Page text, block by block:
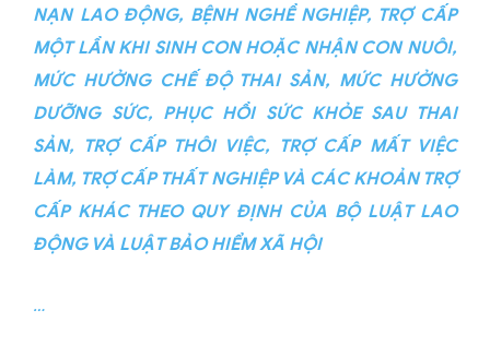
NẠN LAO ĐỘNG, BỆNH NGHỀ NGHIỆP, TRỢ CẤP
MỘT LẦN KHI SINH CON HOẶC NHẬN CON NUÔI,
MỨC HƯỞNG CHẾ ĐỘ THAI SẢN, MỨC HƯỞNG
DƯỠNG SỨC, PHỤC HỒI SỨC KHỎE SAU THAI
SẢN, TRỢ CẤP THÔI VIỆC, TRỢ CẤP MẤT VIỆC
LÀM, TRỢ CẤP THẤT NGHIỆP VÀ CÁC KHOẢN TRỢ
CẤP KHÁC THEO QUY ĐỊNH CỦA BỘ LUẬT LAO
ĐỘNG VÀ LUẬT BẢO HIỂM XÃ HỘI
…